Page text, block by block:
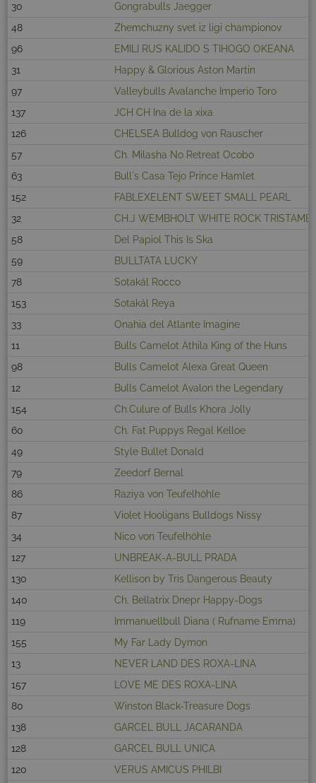
30
Gongrabulls Jaegger
48
Zhemchuzny svet iz ligi championov
96
EMILI RUS KALIDO S TIHOGO OKEANA
31
Happy & Glorious Aston Martin
97
Valleybulls Avalanche Imperio Toro
137
JCH CH Ina de la xixa
126
CHELSEA Bulldog von Rauscher
57
Ch. Milasha No Retreat Ocobo
63
Bull´s Casa Tejo Prince Hamlet
152
FABLEXELENT SWEET SMALL PEARL
32
CH.J WEMBHOLT WHITE ROCK
58
Del Papiol This Is Ska
59
BULLTATA LUCKY
78
Sotakál Rocco
153
Sotakál Reya
33
Onahia del Atlante Imagine
11
Bulls Camelot Athila King of the Huns
98
Bulls Camelot Alexa Great Queen
12
Bulls Camelot Avalon the Legendary
154
Ch.Culure of Bulls Khora Jolly
60
Ch. Fat Puppys Regal Kelloe
49
Style Bullet Donald
79
Zeedorf Bernal
86
Raziya von Teufelhöhle
87
Violet Hooligans Bulldogs Nissy
34
Nico von Teufelhöhle
127
UNBREAK-A-BULL PRADA
130
Kellison by Tris Dangerous Beauty
140
Ch. Bellatrix Dnepr Happy-Dogs
119
Immanuellbull Diana ( Rufname Emma)
155
My Far Lady Dymon
13
NEVER LAND DES ROXA-LINA
157
LOVE ME DES ROXA-LINA
80
Winston Black-Treasure Dogs
138
GARCEL BULL JACARANDA
128
GARCEL BULL UNICA
120
VERUS AMICUS PHILBI